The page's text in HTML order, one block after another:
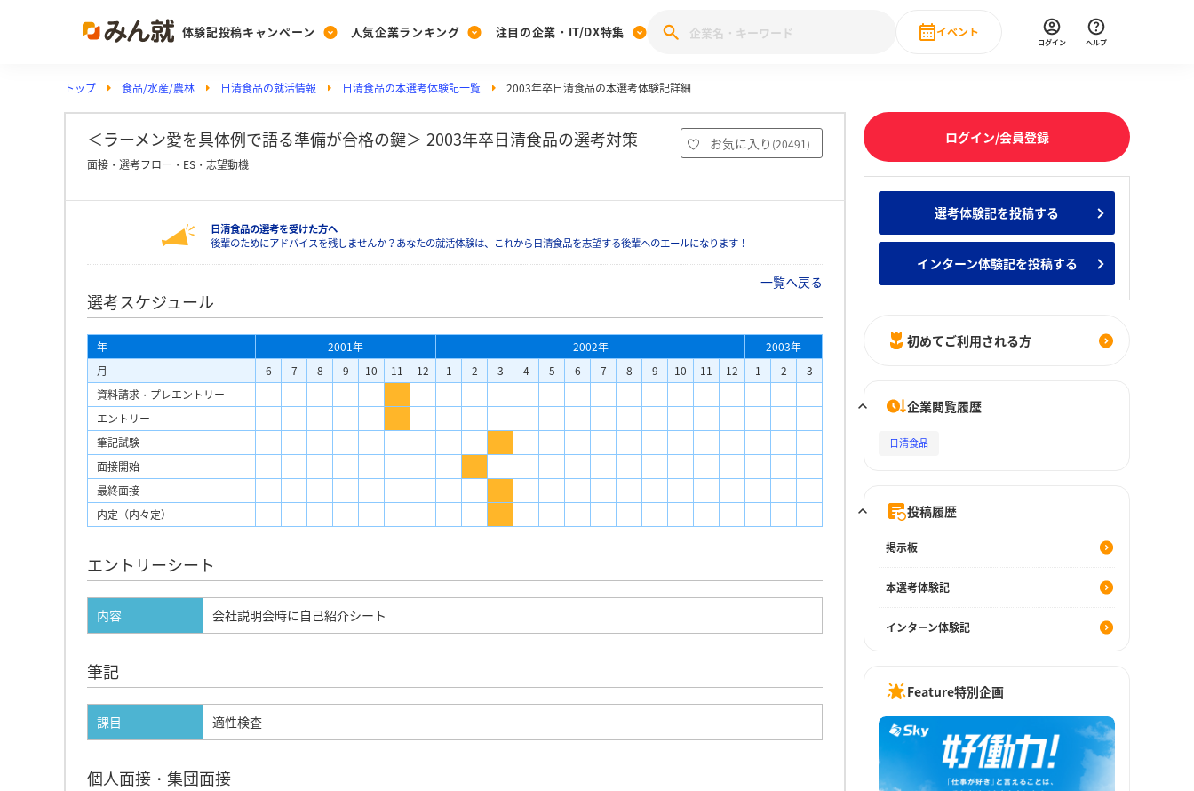
体験記投稿キャンペーン
Post
投稿する
[27卒] 本選考体験記投稿キャンペーン
人気企業ランキング
Ranking
ランキングを見る
みんなのDX企業就職ブランド調査
Vote
投票する
みんなの新卒就職人気企業ランキング みんなのインターン人気企業ランキ
注目の企業・IT/DX特集
PickUp
注目の企業特集
28卒 IT・DX現場社員インタビュー
イベント
直近のイベント一覧
ログイン ヘルプ
トップ 食品/水産/農林 日清食品の就活情報 日清食品の本選考体験記一覧 2003年卒日清食品の本選考体験記詳細
＜ラーメン愛を具体例で語る準備が合格の鍵＞ 2003年卒日清食品の選考対策 お気に入り (20491)
面接・選考フロー・ES・志望動機
日清食品の選考を受けた方へ
後輩のためにアドバイスを残しませんか？あなたの就活体験は、これから日清食品を志望する後輩へのエールになります！
一覧へ戻る
選考スケジュール
年 2001年 2002年
2003年
月
6 7 8 9 10 11 12 1 2 3 4 5 6 7 8 9 10 11 12 1 2
3
資料請求・プレエントリー
エントリー
筆記試験
面接開始
最終面接
内定（内々定）
エントリーシート
内容 会社説明会時に自己紹介シート
筆記
課目 適性検査
個人面接・集団面接
ログイン/会員登録
選考体験記を投稿する
インターン体験記を投稿する
初めてご利用される方
企業閲覧履歴
日清食品
投稿履歴
掲示板
本選考体験記
インターン体験記
Feature特別企画